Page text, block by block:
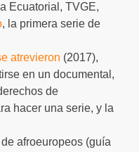
Ecuatorial, TVGE,
, la primera serie de
atrevieron (2017),
en un documental,
de
hacer una serie, y la
afroeuropeos (guía